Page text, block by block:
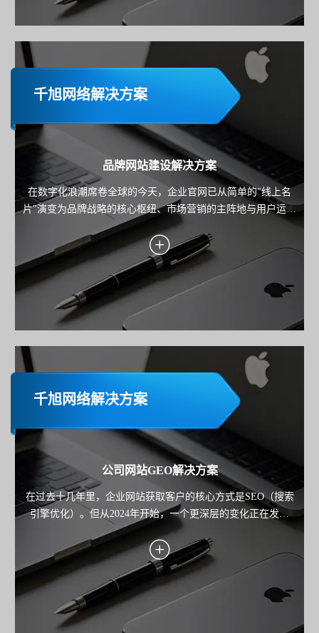
千旭网络解决方案
品牌网站建设解决方案
在数字化浪潮席卷全球的今天，企业官网已从简单的"线上名
片"演变为品牌战略的核心枢纽、市场营销的主阵地与用户运营
的关键载体。本方案旨在为企业规划并构建一个集品牌展示、
内容营销、线索转化与用户服务于一体的高端官方网站，确保
网站不仅是技术的产物，更是驱动业务增长的战略资产。
千旭网络解决方案
公司网站GEO解决方案
在过去十几年里，企业网站获取客户的核心方式是SEO（搜索
引擎优化）。但从2024年开始，一个更深层的变化正在发生
——用户不再只"搜索"，而是开始"询问AI"。 从 ChatGPT 到
Google Gemini，再到各类AI搜索产品，用户获取信息的路径正
在从"点击链接"，转向"直接获得答案"。 这也意味着： 企业网
站的竞争